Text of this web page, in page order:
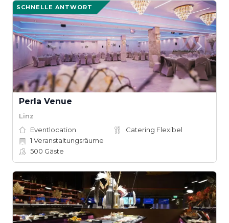
SCHNELLE ANTWORT
Perla Venue
Linz
Eventlocation
Catering Flexibel
1 Veranstaltungsräume
500 Gäste